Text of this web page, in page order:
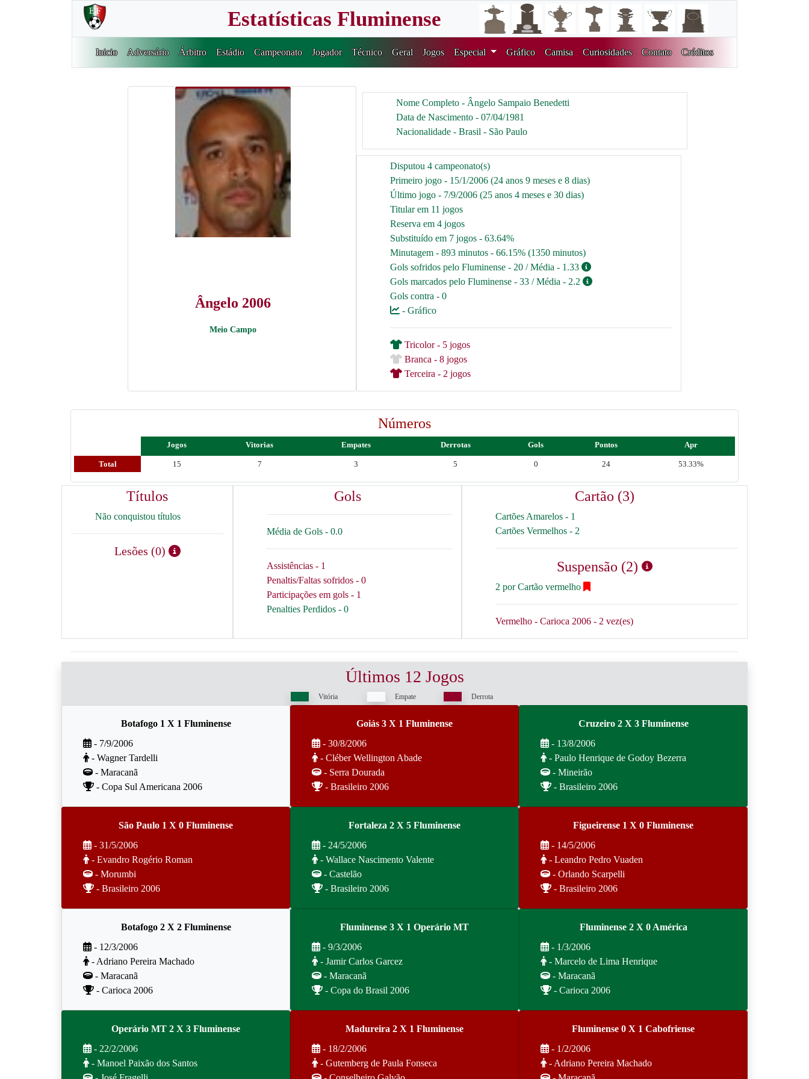
Estatísticas Fluminense
Inicio Adversário Árbitro Estádio Campeonato Jogador Técnico Geral Jogos Especial Gráfico Camisa Curiosidades Contato Créditos
Ângelo 2006
Meio Campo
Nome Completo - Ângelo Sampaio Benedetti
Data de Nascimento - 07/04/1981
Nacionalidade - Brasil - São Paulo
Disputou 4 campeonato(s)
Primeiro jogo - 15/1/2006 (24 anos 9 meses e 8 dias)
Último jogo - 7/9/2006 (25 anos 4 meses e 30 dias)
Titular em 11 jogos
Reserva em 4 jogos
Substituído em 7 jogos - 63.64%
Minutagem - 893 minutos - 66.15% (1350 minutos)
Gols sofridos pelo Fluminense - 20 / Média - 1.33
Gols marcados pelo Fluminense - 33 / Média - 2.2
Gols contra - 0
- Gráfico
Tricolor - 5 jogos
Branca - 8 jogos
Terceira - 2 jogos
Números
Jogos Vitorias Empates Derrotas Gols Pontos Apr
Total 15 7 3 5 0 24 53.33%
Títulos
Não conquistou títulos
Lesões (0)
Gols
Média de Gols - 0.0
Assistências - 1
Penaltis/Faltas sofridos - 0
Participações em gols - 1
Penalties Perdidos - 0
Cartão (3)
Cartões Amarelos - 1
Cartões Vermelhos - 2
Suspensão (2)
2 por Cartão vermelho
Vermelho - Carioca 2006 - 2 vez(es)
Últimos 12 Jogos
Vitória Empate Derrota
Botafogo 1 X 1 Fluminense
- 7/9/2006
- Wagner Tardelli
- Maracanã
- Copa Sul Americana 2006
Goiás 3 X 1 Fluminense
- 30/8/2006
- Cléber Wellington Abade
- Serra Dourada
- Brasileiro 2006
Cruzeiro 2 X 3 Fluminense
- 13/8/2006
- Paulo Henrique de Godoy Bezerra
- Mineirão
- Brasileiro 2006
São Paulo 1 X 0 Fluminense
- 31/5/2006
- Evandro Rogério Roman
- Morumbi
- Brasileiro 2006
Fortaleza 2 X 5 Fluminense
- 24/5/2006
- Wallace Nascimento Valente
- Castelão
- Brasileiro 2006
Figueirense 1 X 0 Fluminense
- 14/5/2006
- Leandro Pedro Vuaden
- Orlando Scarpelli
- Brasileiro 2006
Botafogo 2 X 2 Fluminense
- 12/3/2006
- Adriano Pereira Machado
- Maracanã
- Carioca 2006
Fluminense 3 X 1 Operário MT
- 9/3/2006
- Jamir Carlos Garcez
- Maracanã
- Copa do Brasil 2006
Fluminense 2 X 0 América
- 1/3/2006
- Marcelo de Lima Henrique
- Maracanã
- Carioca 2006
Operário MT 2 X 3 Fluminense
- 22/2/2006
- Manoel Paixão dos Santos
Madureira 2 X 1 Fluminense
- 18/2/2006
- Gutemberg de Paula Fonseca
Fluminense 0 X 1 Cabofriense
- 1/2/2006
- Adriano Pereira Machado